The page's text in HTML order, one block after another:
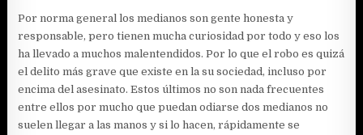
Por norma general los medianos son gente honesta y
responsable, pero tienen mucha curiosidad por todo y eso los
ha llevado a muchos malentendidos. Por lo que el robo es quizá
el delito más grave que existe en la su sociedad, incluso por
encima del asesinato. Estos últimos no son nada frecuentes
entre ellos por mucho que puedan odiarse dos medianos no
suelen llegar a las manos y si lo hacen, rápidamente se